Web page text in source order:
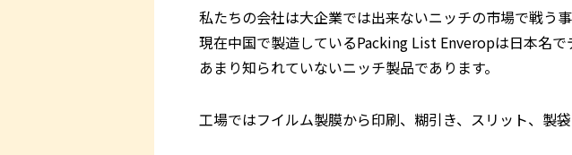
私たちの会社は大企業では出来ないニッチの市場で戦う
現在中国で製造しているPacking List Enveropは日本名で
あまり知られていないニッチ製品であります。
工場ではフイルム製膜から印刷、糊引き、スリット、製